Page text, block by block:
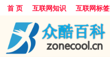
首 页 互联网知识 互联网标签